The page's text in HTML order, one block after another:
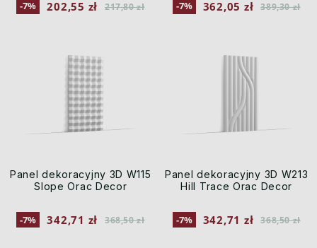
-7% 202,55 zł 217,80 zł -7% 362,05 zł 389,30 zł
Panel dekoracyjny 3D W115
Slope Orac Decor
-7% 342,71 zł 368,50 zł
Panel dekoracyjny 3D W213
Hill Trace Orac Decor
-7% 342,71 zł 368,50 zł